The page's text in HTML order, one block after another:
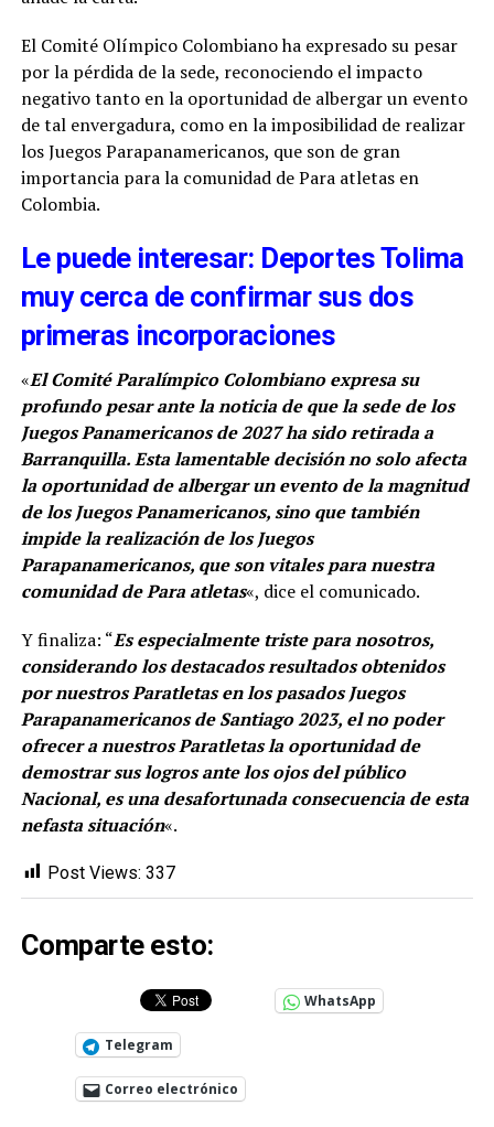
El Comité Olímpico Colombiano ha expresado su pesar
por la pérdida de la sede, reconociendo el impacto
negativo tanto en la oportunidad de albergar un evento
de tal envergadura, como en la imposibilidad de realizar
los Juegos Parapanamericanos, que son de gran
importancia para la comunidad de Para atletas en
Colombia.
Le puede interesar: Deportes Tolima
muy cerca de confirmar sus dos
primeras incorporaciones
«El Comité Paralímpico Colombiano expresa su
profundo pesar ante la noticia de que la sede de los
Juegos Panamericanos de 2027 ha sido retirada a
Barranquilla. Esta lamentable decisión no solo afecta
la oportunidad de albergar un evento de la magnitud
de los Juegos Panamericanos, sino que también
impide la realización de los Juegos
Parapanamericanos, que son vitales para nuestra
comunidad de Para atletas«, dice el comunicado.
Y finaliza: “Es especialmente triste para nosotros,
considerando los destacados resultados obtenidos
por nuestros Paratletas en los pasados Juegos
Parapanamericanos de Santiago 2023, el no poder
ofrecer a nuestros Paratletas la oportunidad de
demostrar sus logros ante los ojos del público
Nacional, es una desafortunada consecuencia de esta
nefasta situación«.
Post Views: 337
Comparte esto:
WhatsApp
Telegram
Correo electrónico